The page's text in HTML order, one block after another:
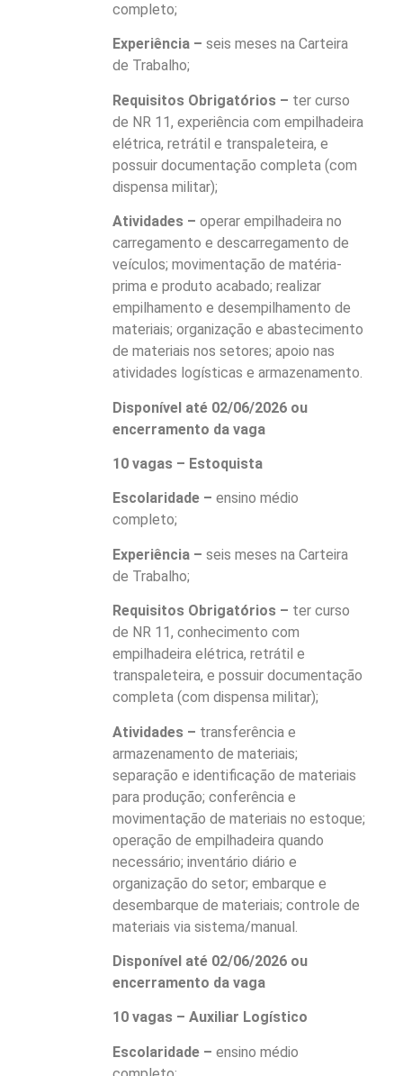
completo;
Experiência – seis meses na Carteira
de Trabalho;
Requisitos Obrigatórios – ter curso
de NR 11, experiência com empilhadeira
elétrica, retrátil e transpaleteira, e
possuir documentação completa (com
dispensa militar);
Atividades – operar empilhadeira no
carregamento e descarregamento de
veículos; movimentação de matéria-
prima e produto acabado; realizar
empilhamento e desempilhamento de
materiais; organização e abastecimento
de materiais nos setores; apoio nas
atividades logísticas e armazenamento.
Disponível até 02/06/2026 ou
encerramento da vaga
10 vagas – Estoquista
Escolaridade – ensino médio
completo;
Experiência – seis meses na Carteira
de Trabalho;
Requisitos Obrigatórios – ter curso
de NR 11, conhecimento com
empilhadeira elétrica, retrátil e
transpaleteira, e possuir documentação
completa (com dispensa militar);
Atividades – transferência e
armazenamento de materiais;
separação e identificação de materiais
para produção; conferência e
movimentação de materiais no estoque;
operação de empilhadeira quando
necessário; inventário diário e
organização do setor; embarque e
desembarque de materiais; controle de
materiais via sistema/manual.
Disponível até 02/06/2026 ou
encerramento da vaga
10 vagas – Auxiliar Logístico
Escolaridade – ensino médio